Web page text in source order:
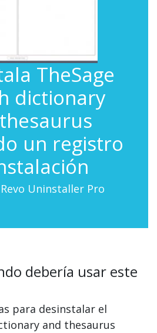
TheSage
dictionary
un registro
Uninstaller Pro
debería usar este
para desinstalar el
and thesaurus